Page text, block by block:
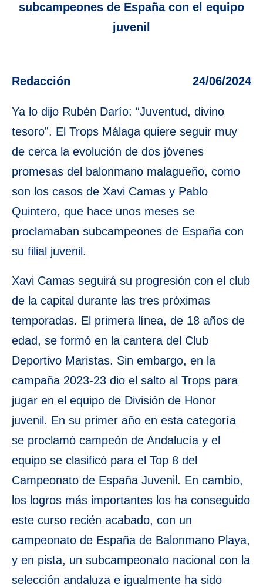
subcampeones de España con el equipo
juvenil
Redacción 24/06/2024
Ya lo dijo Rubén Darío: “Juventud, divino
tesoro”. El Trops Málaga quiere seguir muy
de cerca la evolución de dos jóvenes
promesas del balonmano malagueño, como
son los casos de Xavi Camas y Pablo
Quintero, que hace unos meses se
proclamaban subcampeones de España con
su filial juvenil.
Xavi Camas seguirá su progresión con el club
de la capital durante las tres próximas
temporadas. El primera línea, de 18 años de
edad, se formó en la cantera del Club
Deportivo Maristas. Sin embargo, en la
campaña 2023-23 dio el salto al Trops para
jugar en el equipo de División de Honor
juvenil. En su primer año en esta categoría
se proclamó campeón de Andalucía y el
equipo se clasificó para el Top 8 del
Campeonato de España Juvenil. En cambio,
los logros más importantes los ha conseguido
este curso recién acabado, con un
campeonato de España de Balonmano Playa,
y en pista, un subcampeonato nacional con la
selección andaluza e igualmente ha sido